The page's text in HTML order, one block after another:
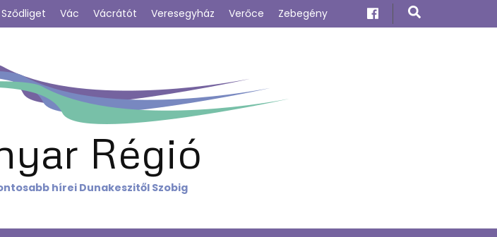
Sződliget Vác Vácrátót Veresegyház Verőce Zebegény
Régió
hírei Dunakeszitől Szobig